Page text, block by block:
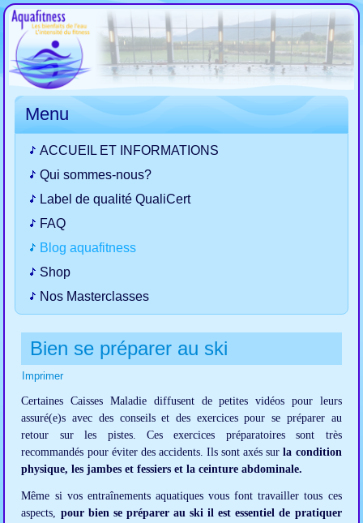
Menu
ACCUEIL ET INFORMATIONS
Qui sommes-nous?
Label de qualité QualiCert
FAQ
Blog aquafitness
Shop
Nos Masterclasses
Bien se préparer au ski
Imprimer
Certaines Caisses Maladie diffusent de petites vidéos pour leurs
assuré(e)s avec des conseils et des exercices pour se préparer au
retour sur les pistes. Ces exercices préparatoires sont très
recommandés pour éviter des accidents. Ils sont axés surla condition
physique, les jambes et fessiers et la ceinture abdominale.
Même si vos entraînements aquatiques vous font travailler tous ces
aspects, pour bien se préparer au ski il est essentiel de pratiquer